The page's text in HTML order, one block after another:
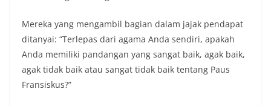
Mereka yang mengambil bagian dalam jajak pendapat
ditanyai: “Terlepas dari agama Anda sendiri, apakah
Anda memiliki pandangan yang sangat baik, agak baik,
agak tidak baik atau sangat tidak baik tentang Paus
Fransiskus?”